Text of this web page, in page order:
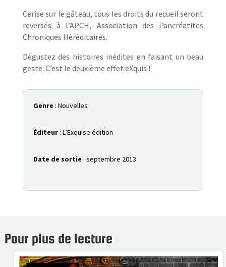
Cerise sur le gâteau, tous les droits du recueil seront
reversés à l’APCH, Association des Pancréatites
Chroniques Héréditaires.
Dégustez des histoires inédites en faisant un beau
geste. C’est le deuxième effet eXquis !
Genre : Nouvelles
Éditeur: L’Exquise édition
Date de sortie : septembre 2013
Pour plus de lecture